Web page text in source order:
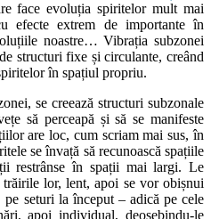
face evoluția spiritelor mult mai
efecte extrem de importante în
noastre… Vibrația subzonei
structuri fixe și circulante, creând
în spațiul propriu.
se creează structuri subzonale
să perceapă și să se manifeste
are loc, cum scriam mai sus, în
se învață să recunoască spațiile
restrânse în spații mai largi. Le
trăirile lor, lent, apoi se vor obișnui
pe seturi la început – adică pe cele
apoi individual, deosebindu-le